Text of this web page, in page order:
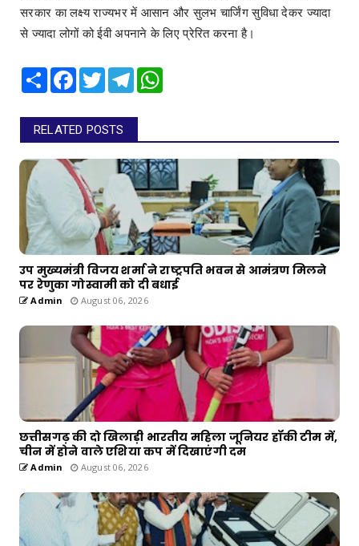
सरकार का लक्ष्य राज्यभर में आसान और सुलभ चार्जिंग सुविधा देकर ज्यादा
से ज्यादा लोगों को ईवी अपनाने के लिए प्रेरित करना है।
Share Facebook
TwitterTelegram
RELATED POSTS
उप मुख्यमंत्री विजय शर्मा ने राष्ट्रपति भवन से आमंत्रण मिलने
पर रेणुका गोस्वामी को दी बधाई
Admin August 06, 2026
छत्तीसगढ़ की दो खिलाड़ी भारतीय महिला जूनियर हॉकी टीम में,
चीन में होने वाले एशिया कप में दिखाएंगी दम
Admin August 06, 2026